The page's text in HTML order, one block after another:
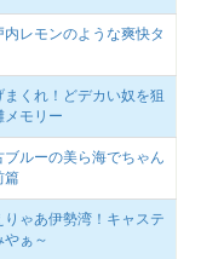
内レモンのような爽快タ
まくれ！どデカい奴を狙
メモリー
ブルーの美ら海でちゃん
篇
りゃあ伊勢湾！キャステ
やぁ～